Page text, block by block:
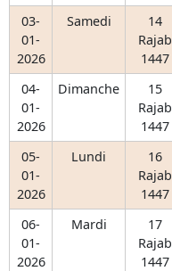
03-
01-
2026
Samedi
14
Rajab
1447
04-
01-
2026
Dimanche
15
Rajab
1447
05-
01-
2026
Lundi
16
Rajab
1447
06-
01-
2026
Mardi
17
Rajab
1447